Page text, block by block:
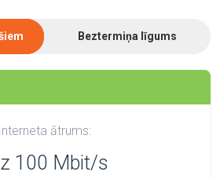
Beztermiņa līgums
Interneta ātrums:
100 Mbit/s